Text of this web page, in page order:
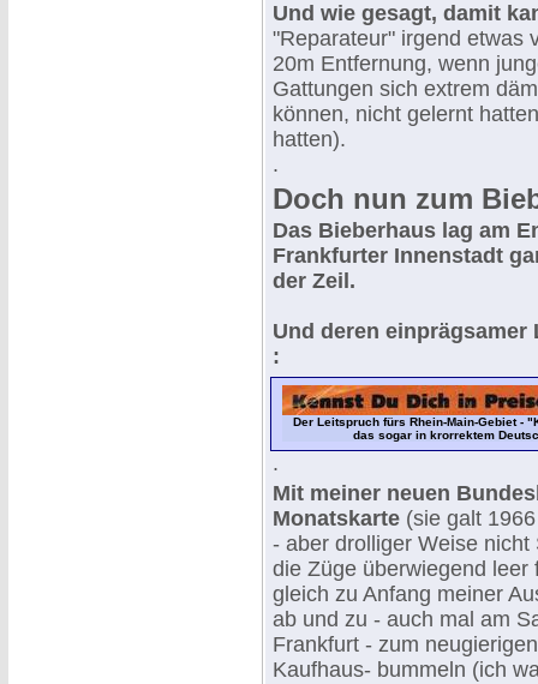
Und wie gesagt, damit
"Reparateur" irgend etwas
20m Entfernung, wenn
Gattungen sich extrem
können, nicht gelernt
hatten).
.
Doch nun zum
Das Bieberhaus lag am
Frankfurter Innenstadt
der Zeil.
Und deren
:
Der Leitspruch fürs Rhein-Main-Gebiet -
das sogar in krorrektem
.
Mit meiner neuen
Monatskarte (sie galt
- aber drolliger Weise nicht
die Züge überwiegend leer
gleich zu Anfang meiner
ab und zu - auch mal am
Frankfurt - zum
Kaufhaus- bummeln (ich